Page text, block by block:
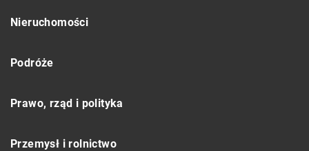
Nieruchomości
Podróże
Prawo, rząd i polityka
Przemysł i rolnictwo